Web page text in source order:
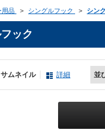
用品 > シングルフック > シン
ック
サムネイル 詳細 並